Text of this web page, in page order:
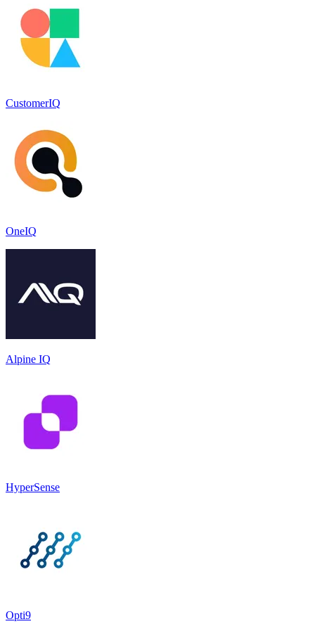
CustomerIQ
OneIQ
Alpine IQ
HyperSense
Opti9